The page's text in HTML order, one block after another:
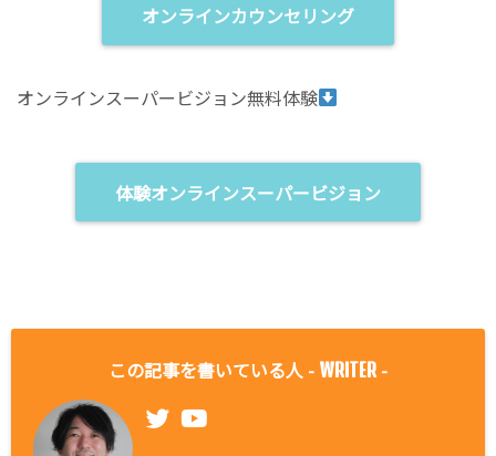
オンラインカウンセリング
オンラインスーパービジョン無料体験
体験オンラインスーパービジョン
この記事を書いている人 - WRITER -